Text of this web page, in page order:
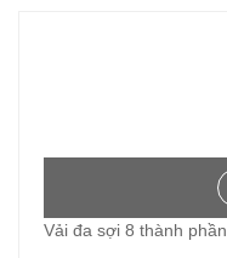
Vải đa sợi 8 thành phần